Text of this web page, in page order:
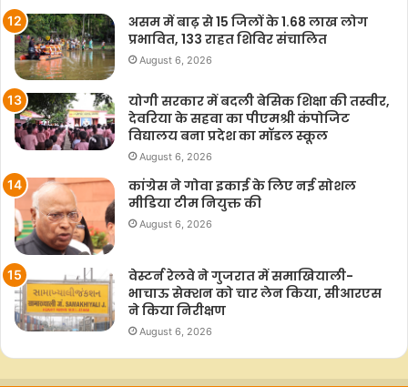
जिला कलेक्टर या राज्य सरकार द्वारा नियुक्त अधिकारी जिला कार्यक्रम
समन्वयक होंगे।
प्रश्न 25: कार्यक्रम अधिकारी कौन होगा?
ब्लॉक विकास अधिकारी से कम रैंक का अधिकारी नहीं होगा।
प्रश्न 26: ग्राम पंचायत की क्या भूमिका होगी?
ग्राम पंचायत पंजीकरण, रोजगार आवेदन, कामों के संचालन, रिकॉर्ड रखने
और विकसित ग्राम पंचायत योजना तैयार करने का काम करेगी।
प्रश्न 27: फंड का बंटवारा कैसे होगा?
पूर्वोत्तर और हिमालयी राज्यों के लिए: 90:10 का अनुपात
असम में बाढ़ से 15 जिलों के 1.68 लाख लोग
प्रभावित, 133 राहत शिविर संचालित
August 6, 2026
योगी सरकार में बदली बेसिक शिक्षा की तस्वीर,
देवरिया के सहवा का पीएमश्री कंपोजिट
विद्यालय बना प्रदेश का मॉडल स्कूल
August 6, 2026
कांग्रेस ने गोवा इकाई के लिए नई सोशल
मीडिया टीम नियुक्त की
August 6, 2026
वेस्टर्न रेलवे ने गुजरात में समाखियाली-
भाचाऊ सेक्शन को चार लेन किया, सीआरएस
ने किया निरीक्षण
August 6, 2026